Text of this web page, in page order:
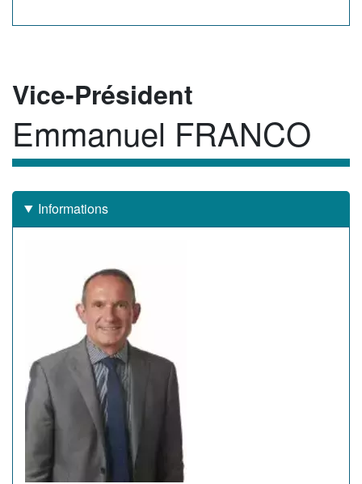
Rôle
Vice-Président
Membre
Emmanuel FRANCO
Informations